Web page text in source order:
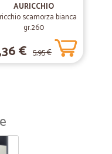
AURICCHIO
scamorza bianca
gr.260
€ 5,95 €